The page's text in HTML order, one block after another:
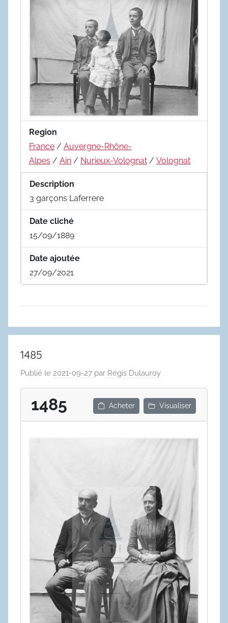
Region
France / Auvergne-Rhône-
Alpes / Ain / Nurieux-Volognat / Volognat
Description
3 garçons Laferrere
Date cliché
15/09/1889
Date ajoutée
27/09/2021
1485
Publié le 2021-09-27 par Régis Dulauroy
1485 Acheter Visualiser